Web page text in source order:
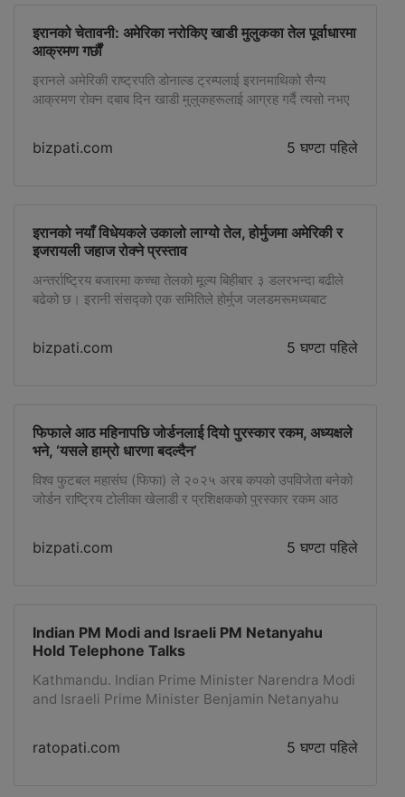
इरानको चेतावनी: अमेरिका नरोकिए खाडी मुलुकका तेल पूर्वाधारमा
आक्रमण गर्छौं
इरानले अमेरिकी राष्ट्रपति डोनाल्ड ट्रम्पलाई इरानमाथिको सैन्य
आक्रमण रोक्न दबाब दिन खाडी मुलुकहरूलाई आग्रह गर्दै त्यसो नभए
गर्ने चेतावनी दिएको छ। इरानी विदेशमन्त्री अब्बास अराघचीले साउदी
अरब, कतार, टर्की तथा अन्य क्षेत्रीय नेतृत्वसँग उच्चस्तरीय कूटनीतिक
bizpati.com 5 घण्टा पहिले
इरानको नयाँ विधेयकले उकालो लाग्यो तेल, होर्मुजमा अमेरिकी र
इजरायली जहाज रोक्ने प्रस्ताव
अन्तर्राष्ट्रिय बजारमा कच्चा तेलको मूल्य बिहीबार ३ डलरभन्दा बढीले
बढेको छ। इरानी संसद्को एक समितिले होर्मुज जलडमरूमध्यबाट
गरेपछि तेल बजारमा नयाँ तनाव देखिएको हो। उक्त प्रस्तावअनुसार
bizpati.com 5 घण्टा पहिले
फिफाले आठ महिनापछि जोर्डनलाई दियो पुरस्कार रकम, अध्यक्षले
भने, ‘यसले हाम्रो धारणा बदल्दैन’
विश्व फुटबल महासंघ (फिफा) ले २०२५ अरब कपको उपविजेता बनेको
जोर्डन राष्ट्रिय टोलीका खेलाडी र प्रशिक्षकको पुरस्कार रकम आठ
अली बिन हुसेनले बिहीबार उक्त जानकारी दिएका हुन्। प्रिन्स अलीले
सामाजिक सञ्जाल एक्समार्फत फिफा प्रशासनलाई धन्यवाद दिँदै
bizpati.com 5 घण्टा पहिले
Indian PM Modi and Israeli PM Netanyahu
Hold Telephone Talks
Kathmandu. Indian Prime Minister Narendra Modi
and Israeli Prime Minister Benjamin Netanyahu
strategic partnership' and reiterated their
ratopati.com 5 घण्टा पहिले